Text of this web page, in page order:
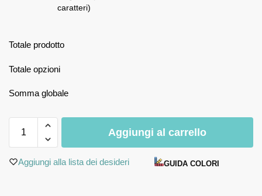
caratteri)
Totale prodotto
Totale opzioni
Somma globale
Aggiungi al carrello
Aggiungi alla lista dei desideri GUIDA COLORI